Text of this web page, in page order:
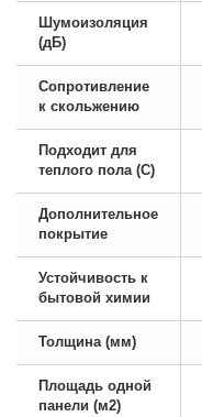
Шумоизоляция
(дБ)
Сопротивление
к скольжению
Подходит для
теплого пола (С)
Дополнительное
покрытие
Устойчивость к
бытовой химии
Толщина (мм)
Площадь одной
панели (м2)